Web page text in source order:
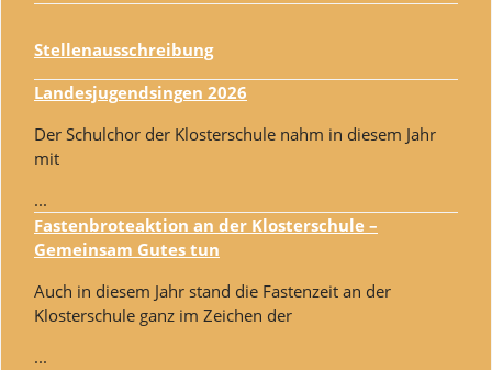
Stellenausschreibung
Landesjugendsingen 2026
Der Schulchor der Klosterschule nahm in diesem Jahr
mit
...
Fastenbroteaktion an der Klosterschule –
Gemeinsam Gutes tun
Auch in diesem Jahr stand die Fastenzeit an der
Klosterschule ganz im Zeichen der
...